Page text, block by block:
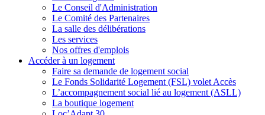
Le Conseil d'Administration
Le Comité des Partenaires
La salle des délibérations
Les services
Nos offres d'emplois
Accéder à un logement
Faire sa demande de logement social
Le Fonds Solidarité Logement (FSL) volet Accès
L’accompagnement social lié au logement (ASLL)
La boutique logement